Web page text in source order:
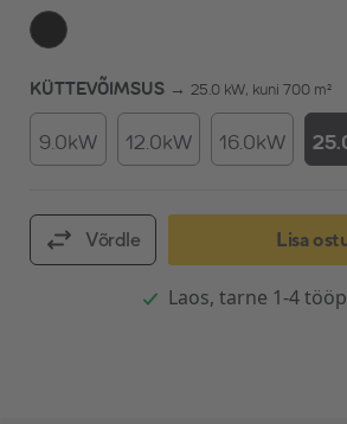
KÜTTEVÕIMSUS → 25.0 kW, kuni 700 m²
9.0kW 12.0kW 16.0kW
Võrdle Lisa
Laos, tarne 1-4